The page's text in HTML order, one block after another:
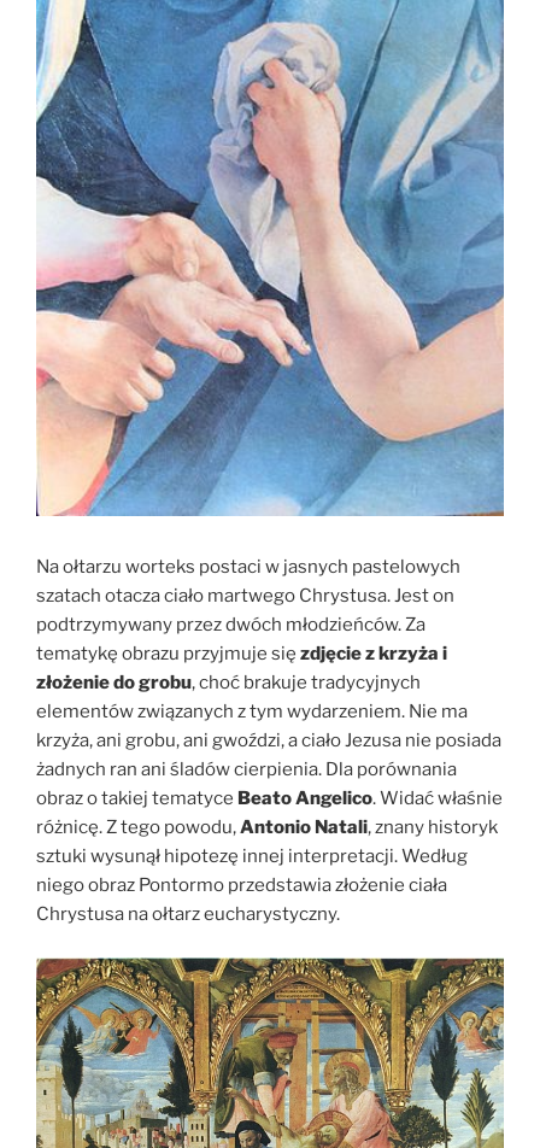
Na ołtarzu worteks postaci w jasnych pastelowych
szatach otacza ciało martwego Chrystusa. Jest on
podtrzymywany przez dwóch młodzieńców. Za
tematykę obrazu przyjmuje się zdjęcie z krzyża i
złożenie do grobu, choć brakuje tradycyjnych
elementów związanych z tym wydarzeniem. Nie ma
krzyża, ani grobu, ani gwoździ, a ciało Jezusa nie posiada
żadnych ran ani śladów cierpienia. Dla porównania
obraz o takiej tematyce Beato Angelico. Widać właśnie
różnicę. Z tego powodu,Antonio Natali, znany historyk
sztuki wysunął hipotezę innej interpretacji. Według
niego obraz Pontormo przedstawia złożenie ciała
Chrystusa na ołtarz eucharystyczny.